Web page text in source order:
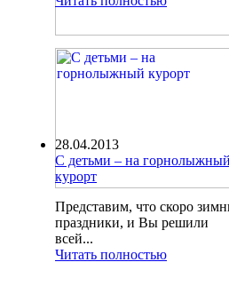
28.04.2013
С детьми – на горнолыжный
курорт
Представим, что скоро
праздники, и Вы решили
всей...
Читать полностью